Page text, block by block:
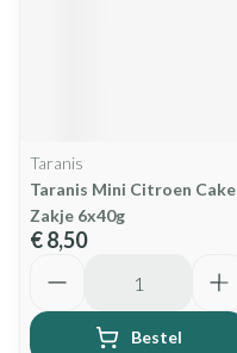
Taranis
Taranis Mini Citroen Cake
Zakje 6x40g
€ 8,50
Bestel